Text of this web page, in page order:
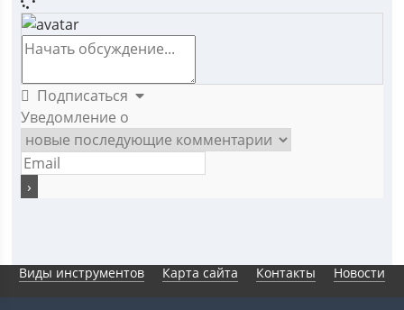
Подписаться
Уведомление о
Виды инструментов Карта сайта Контакты Новости